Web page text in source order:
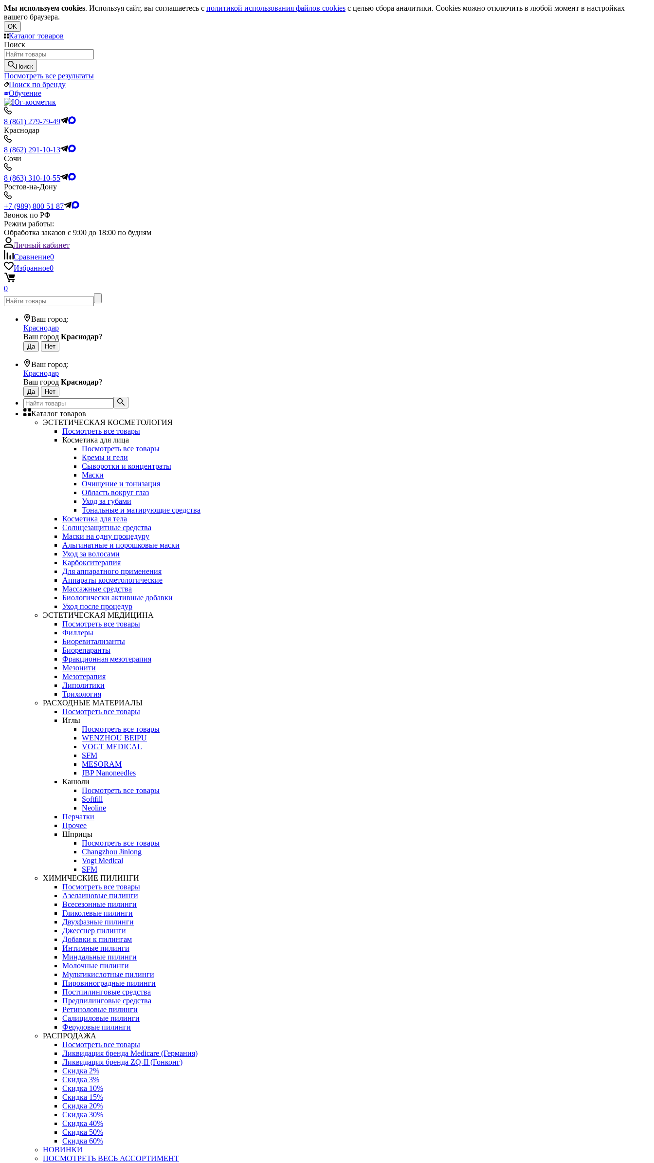
Мы используем cookies. Используя сайт, вы соглашаетесь с политикой использования файлов cookies с целью сбора аналитики. Cookies можно отключить в любой момент в настройках
вашего браузера.
OK
Каталог товаров
Поиск
Поиск
Посмотреть все результаты
Поиск по бренду
Обучение
8 (861) 279-79-49
Краснодар
8 (862) 291-10-13
Сочи
8 (863) 310-10-55
Ростов-на-Дону
+7 (989) 800 51 87
Звонок по РФ
Режим работы:
Обработка заказов с 9:00 до 18:00 по будням
Личный кабинет
Сравнение0
Избранное0
0
Ваш город:
Краснодар
Ваш город Краснодар?
Ваш город:
Краснодар
Ваш город Краснодар?
Каталог товаров
ЭСТЕТИЧЕСКАЯ КОСМЕТОЛОГИЯ
Посмотреть все товары
Косметика для лица
Посмотреть все товары
Кремы и гели
Сыворотки и концентраты
Маски
Очищение и тонизация
Область вокруг глаз
Уход за губами
Тональные и матирующие средства
Косметика для тела
Солнцезащитные средства
Маски на одну процедуру
Альгинатные и порошковые маски
Уход за волосами
Карбокситерапия
Для аппаратного применения
Аппараты косметологические
Массажные средства
Биологически активные добавки
Уход после процедур
ЭСТЕТИЧЕСКАЯ МЕДИЦИНА
Посмотреть все товары
Филлеры
Биоревитализанты
Биорепаранты
Фракционная мезотерапия
Мезонити
Мезотерапия
Липолитики
Трихология
РАСХОДНЫЕ МАТЕРИАЛЫ
Посмотреть все товары
Иглы
Посмотреть все товары
WENZHOU BEIPU
VOGT MEDICAL
SFM
MESORAM
JBP Nanoneedles
Канюли
Посмотреть все товары
Softfill
Neoline
Перчатки
Прочее
Шприцы
Посмотреть все товары
Changzhou Jinlong
Vogt Medical
SFM
ХИМИЧЕСКИЕ ПИЛИНГИ
Посмотреть все товары
Азелаиновые пилинги
Всесезонные пилинги
Гликолевые пилинги
Двухфазные пилинги
Джесснер пилинги
Добавки к пилингам
Интимные пилинги
Миндальные пилинги
Молочные пилинги
Мультикислотные пилинги
Пировиноградные пилинги
Постпилинговые средства
Предпилинговые средства
Ретиноловые пилинги
Салициловые пилинги
Феруловые пилинги
РАСПРОДАЖА
Посмотреть все товары
Ликвидация бренда Medicare (Германия)
Ликвидация бренда ZQ-II (Гонконг)
Скидка 2%
Скидка 3%
Скидка 10%
Скидка 15%
Скидка 20%
Скидка 30%
Скидка 40%
Скидка 50%
Скидка 60%
НОВИНКИ
ПОСМОТРЕТЬ ВЕСЬ АССОРТИМЕНТ